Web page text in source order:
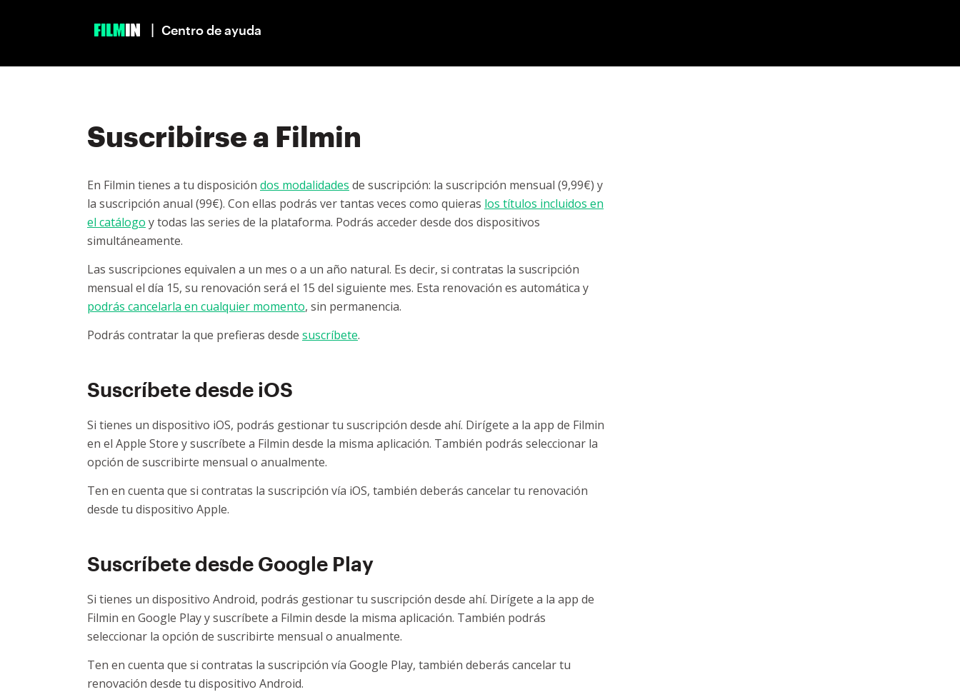
| Centro de ayuda
Suscribirse a Filmin
En Filmin tienes a tu disposición dos modalidades de suscripción: la suscripción mensual (9,99€) y
la suscripción anual (99€). Con ellas podrás ver tantas veces como quieras los títulos incluidos en
el catálogo y todas las series de la plataforma. Podrás acceder desde dos dispositivos
simultáneamente.
Las suscripciones equivalen a un mes o a un año natural. Es decir, si contratas la suscripción
mensual el día 15, su renovación será el 15 del siguiente mes. Esta renovación es automática y
podrás cancelarla en cualquier momento, sin permanencia.
Podrás contratar la que prefieras desde suscríbete.
Suscríbete desde iOS
Si tienes un dispositivo iOS, podrás gestionar tu suscripción desde ahí. Dirígete a la app de Filmin
en el Apple Store y suscríbete a Filmin desde la misma aplicación. También podrás seleccionar la
opción de suscribirte mensual o anualmente.
Ten en cuenta que si contratas la suscripción vía iOS, también deberás cancelar tu renovación
desde tu dispositivo Apple.
Suscríbete desde Google Play
Si tienes un dispositivo Android, podrás gestionar tu suscripción desde ahí. Dirígete a la app de
Filmin en Google Play y suscríbete a Filmin desde la misma aplicación. También podrás
seleccionar la opción de suscribirte mensual o anualmente.
Ten en cuenta que si contratas la suscripción vía Google Play, también deberás cancelar tu
renovación desde tu dispositivo Android.